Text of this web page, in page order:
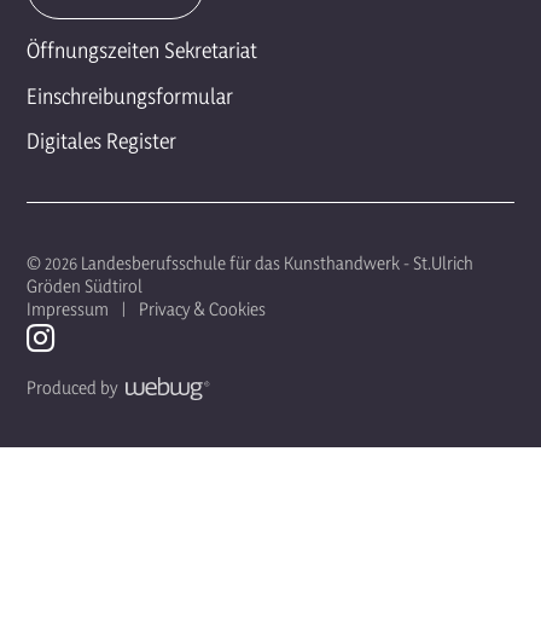
Öffnungszeiten Sekretariat
Einschreibungsformular
Digitales Register
© 2026 Landesberufsschule für das Kunsthandwerk - St.Ulrich
Gröden Südtirol
Impressum
Privacy & Cookies
Produced by